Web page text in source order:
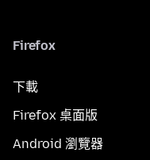
Firefox
下載
Firefox 桌面版
Android 瀏覽器